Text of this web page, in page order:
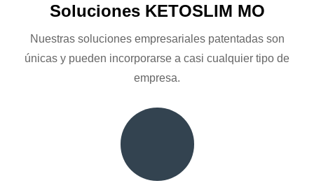
Soluciones KETOSLIM MO
Nuestras soluciones empresariales patentadas son
únicas y pueden incorporarse a casi cualquier tipo de
empresa.